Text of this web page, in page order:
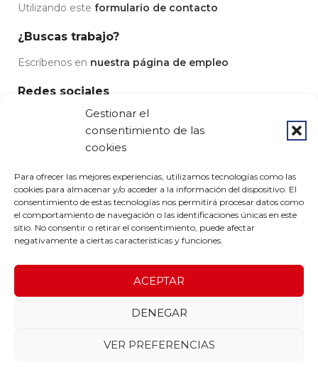
Gestionar el
consentimiento de las
cookies
Para ofrecer las mejores experiencias, utilizamos tecnologías como las
cookies para almacenar y/o acceder a la información del dispositivo. El
consentimiento de estas tecnologías nos permitirá procesar datos como
el comportamiento de navegación o las identificaciones únicas en este
sitio. No consentir o retirar el consentimiento, puede afectar
negativamente a ciertas características y funciones.
ACEPTAR
DENEGAR
VER PREFERENCIAS
Utilizando este formulario de contacto
¿Buscas trabajo?
Escríbenos en nuestra página de empleo
Redes sociales
Aviso legal-Condiciones de uso-Política de privacidad-
Política de devoluciones- Política de cookies